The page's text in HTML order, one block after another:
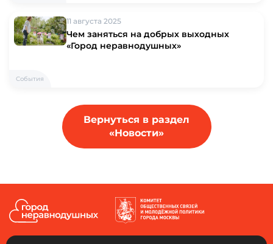
События
11 августа 2025
Чем заняться на добрых выходных
«Город неравнодушных»
Вернуться в раздел
«Новости»